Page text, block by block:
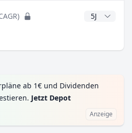
CAGR Jahre
ab 1€ und Dividenden
Jetzt Depot
Anzeige